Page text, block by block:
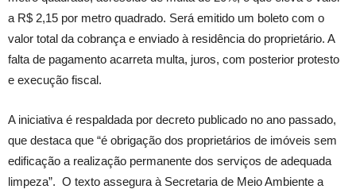
a R$ 2,15 por metro quadrado. Será emitido um boleto com o
valor total da cobrança e enviado à residência do proprietário. A
falta de pagamento acarreta multa, juros, com posterior protesto
e execução fiscal.
A iniciativa é respaldada por decreto publicado no ano passado,
que destaca que “é obrigação dos proprietários de imóveis sem
edificação a realização permanente dos serviços de adequada
limpeza”. O texto assegura à Secretaria de Meio Ambiente a